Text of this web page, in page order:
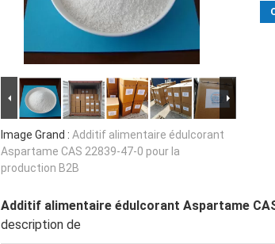
Image Grand : Additif alimentaire édulcorant
Aspartame CAS 22839-47-0 pour la
production B2B
Additif alimentaire édulcorant Aspartame
description de